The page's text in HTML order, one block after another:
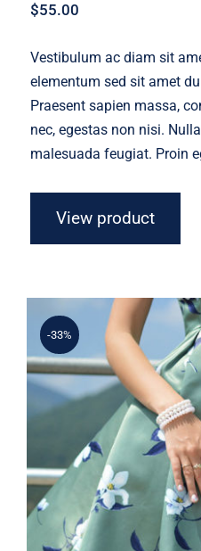
$55.00
Vestibulum ac diam sit
elementum sed sit amet
Praesent sapien massa,
nec, egestas non nisi.
malesuada feugiat. Proin
View product
-33%
Light